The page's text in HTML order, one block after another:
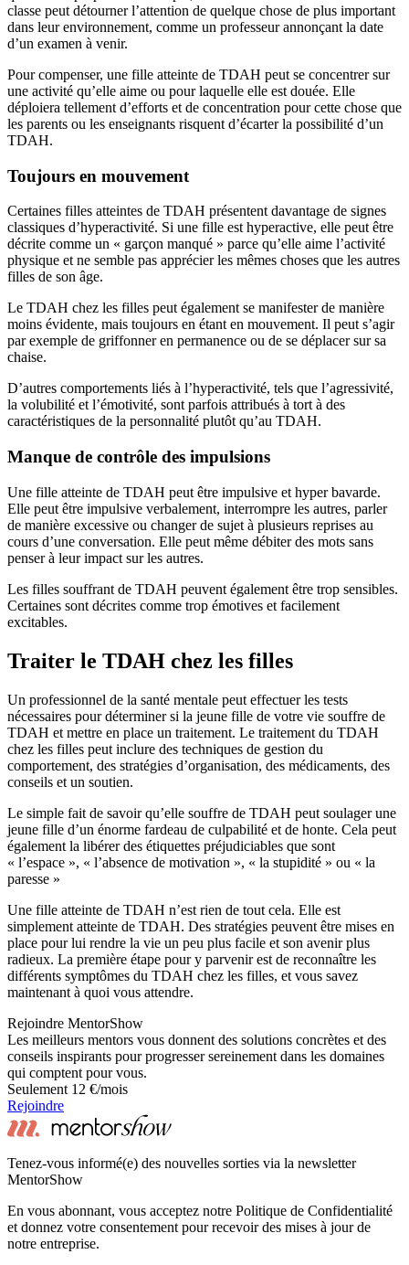
classe peut détourner l’attention de quelque chose de plus important
dans leur environnement, comme un professeur annonçant la date
d’un examen à venir.
Pour compenser, une fille atteinte de TDAH peut se concentrer sur
une activité qu’elle aime ou pour laquelle elle est douée. Elle
déploiera tellement d’efforts et de concentration pour cette chose que
les parents ou les enseignants risquent d’écarter la possibilité d’un
TDAH.
Toujours en mouvement
Certaines filles atteintes de TDAH présentent davantage de signes
classiques d’hyperactivité. Si une fille est hyperactive, elle peut être
décrite comme un « garçon manqué » parce qu’elle aime l’activité
physique et ne semble pas apprécier les mêmes choses que les autres
filles de son âge.
Le TDAH chez les filles peut également se manifester de manière
moins évidente, mais toujours en étant en mouvement. Il peut s’agir
par exemple de griffonner en permanence ou de se déplacer sur sa
chaise.
D’autres comportements liés à l’hyperactivité, tels que l’agressivité,
la volubilité et l’émotivité, sont parfois attribués à tort à des
caractéristiques de la personnalité plutôt qu’au TDAH.
Manque de contrôle des impulsions
Une fille atteinte de TDAH peut être impulsive et hyper bavarde.
Elle peut être impulsive verbalement, interrompre les autres, parler
de manière excessive ou changer de sujet à plusieurs reprises au
cours d’une conversation. Elle peut même débiter des mots sans
penser à leur impact sur les autres.
Les filles souffrant de TDAH peuvent également être trop sensibles.
Certaines sont décrites comme trop émotives et facilement
excitables.
Traiter le TDAH chez les filles
Un professionnel de la santé mentale peut effectuer les tests
nécessaires pour déterminer si la jeune fille de votre vie souffre de
TDAH et mettre en place un traitement. Le traitement du TDAH
chez les filles peut inclure des techniques de gestion du
comportement, des stratégies d’organisation, des médicaments, des
conseils et un soutien.
Le simple fait de savoir qu’elle souffre de TDAH peut soulager une
jeune fille d’un énorme fardeau de culpabilité et de honte. Cela peut
également la libérer des étiquettes préjudiciables que sont
« l’espace », « l’absence de motivation », « la stupidité » ou « la
paresse »
Une fille atteinte de TDAH n’est rien de tout cela. Elle est
simplement atteinte de TDAH. Des stratégies peuvent être mises en
place pour lui rendre la vie un peu plus facile et son avenir plus
radieux. La première étape pour y parvenir est de reconnaître les
différents symptômes du TDAH chez les filles, et vous savez
maintenant à quoi vous attendre.
Rejoindre MentorShow
Les meilleurs mentors vous donnent des solutions concrètes et des
conseils inspirants pour progresser sereinement dans les domaines
qui comptent pour vous.
Seulement 12 €/mois
Rejoindre
Tenez-vous informé(e) des nouvelles sorties via la newsletter
MentorShow
En vous abonnant, vous acceptez notre Politique de Confidentialité
et donnez votre consentement pour recevoir des mises à jour de
notre entreprise.